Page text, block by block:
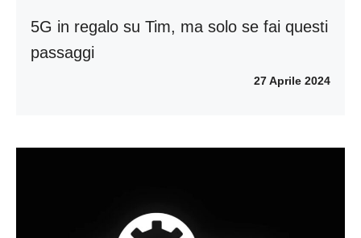
5G in regalo su Tim, ma solo se fai questi
passaggi
27 Aprile 2024